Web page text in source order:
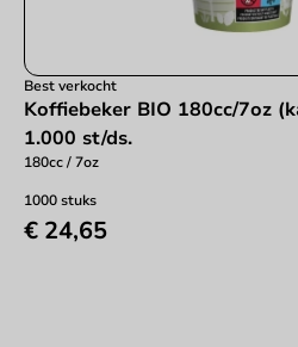
Best verkocht
Koffiebeker BIO 180cc/7oz
1.000 st/ds.
180cc / 7oz
1000 stuks
€ 24,65